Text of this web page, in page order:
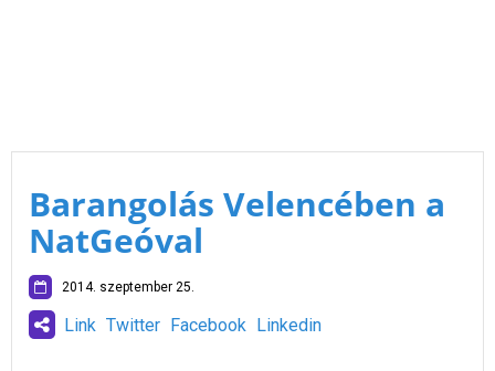
Barangolás Velencében a
NatGeóval
2014. szeptember 25.
Link Twitter Facebook Linkedin